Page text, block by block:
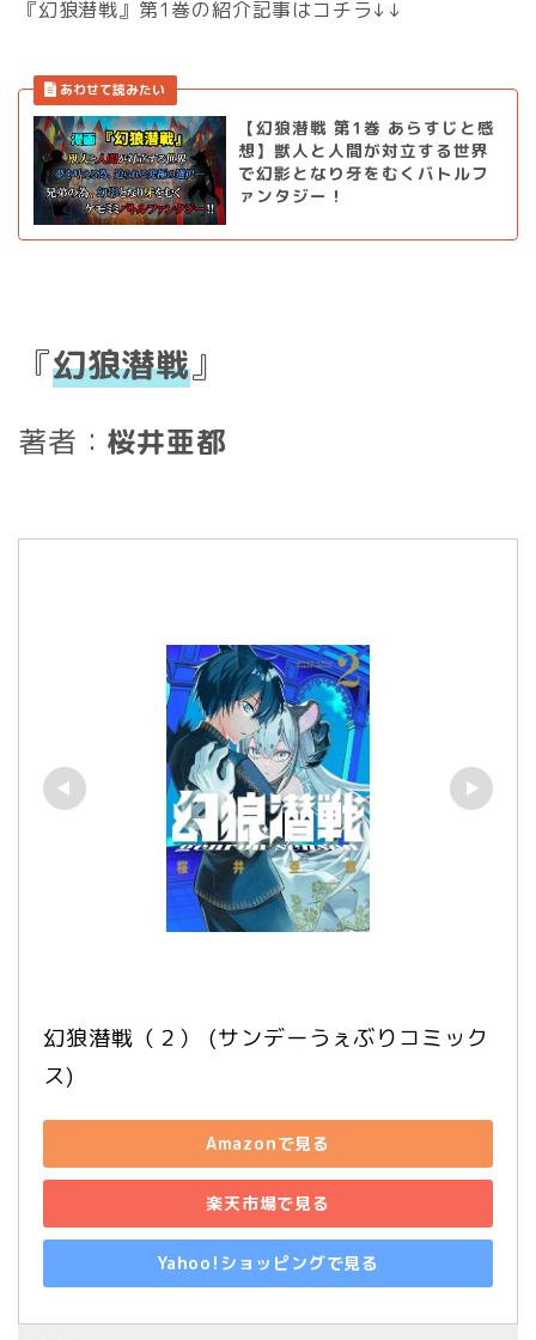
『幻狼潜戦』第1巻の紹介記事はコチラ↓↓
【幻狼潜戦 第1巻 あらすじと感
想】獣人と人間が対立する世界
で幻影となり牙をむくバトルフ
ァンタジー！
『幻狼潜戦』
著者： 桜井亜都
幻狼潜戦（２） (サンデーうぇぶりコミック
ス)
Amazonで見る
楽天市場で見る
Yahoo!ショッピングで見る